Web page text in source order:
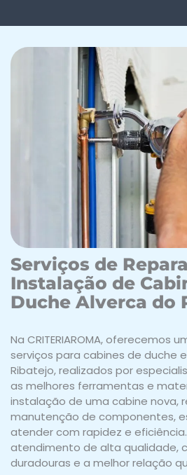
Serviços de
Instalação de
Duche Alverca do
Na CRITERIAROMA, oferecemos
serviços para cabines de duche
Ribatejo, realizados por
as melhores ferramentas e
instalação de uma cabine nova,
manutenção de componentes,
atender com rapidez e
atendimento de alta qualidade,
duradouras e a melhor relação